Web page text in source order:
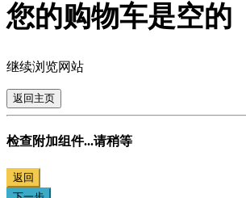
您的购物车是空的
继续浏览网站
返回主页
检查附加组件...请稍等
返回